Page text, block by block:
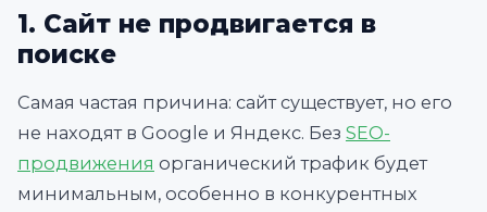
1. Сайт не продвигается в
поиске
Самая частая причина: сайт существует, но его
не находят в Google и Яндекс. Без SEO-
продвижения органический трафик будет
минимальным, особенно в конкурентных